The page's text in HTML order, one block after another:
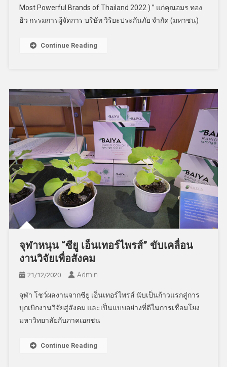
Most Powerful Brands of Thailand 2022 ) ” แก่คุณอมร ทอง
ธิว กรรมการผู้จัดการ บริษัท วิริยะประกันภัย จำกัด (มหาชน)
Continue Reading
จุฬาหนุน “ซียู เอ็นเทอร์ไพรส์” ขับเคลื่อน
งานวิจัยเพื่อสังคม
21/12/2020 Admin
จุฬา โชว์ผลงานจากซียู เอ็นเทอร์ไพรส์ นับเป็นก้าวแรกสู่การ
บุกเบิกงานวิจัยสู่สังคม และเป็นแบบอย่างที่ดีในการเชื่อมโยง
มหาวิทยาลัยกับภาคเอกชน
Continue Reading